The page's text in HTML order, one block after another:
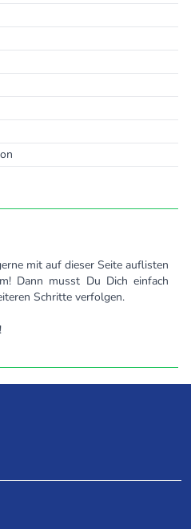
mit auf dieser Seite auflisten
Dann musst Du Dich einfach
Schritte verfolgen.